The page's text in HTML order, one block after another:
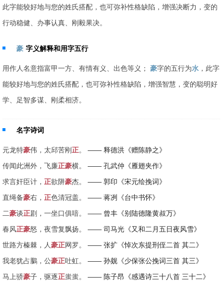
此字能较好地与您的姓氏搭配，也可弥补性格缺陷，增强决断力，变的
行动稳健、办事认真、刚毅果决。
豪 字义解释和用字五行
用作人名意指富甲一方、有情有义、出色等义； 豪字的五行为水 ，此字
能较好地与您的姓氏搭配，也可弥补性格缺陷，增强智慧，变的聪明好
学、足智多谋、刚柔相济。
名字诗词
元龙特豪伟，太邱苦刚正。
—— 释德洪《赠陈静之》
传闻此洲外，飞廉正豪横。
—— 孔武仲《雁翅夹作》
求言奸臣计， 正欲阱豪杰。
—— 郭印《宋元绘挽词》
直绳备豪右， 正色清冠盖。
—— 蒋冽《台中书怀》
二豪谈正剧，一坐口俱喑。
—— 曾丰《别陆德隆黄叔万》
春风正豪怒，夜雪复飘扬。
—— 司马光《又和二月五日夜风雪》
世路方榛棘，人豪正网罗。
—— 张扩《悼次东提刑侄二首 其二》
我老犹占鵩，公豪正吐虹。
—— 孙觌《少保张公挽词三首 其三》
马上骄豪子，驱逐正蚩蚩。
—— 陈子昂《感遇诗三十八首 三十二》